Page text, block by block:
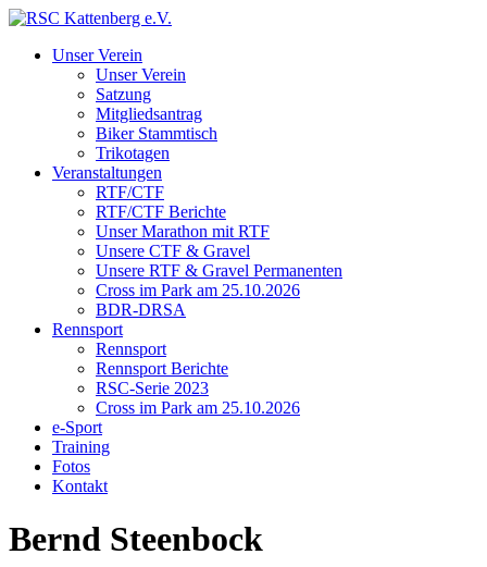
Unser Verein
Unser Verein
Satzung
Mitgliedsantrag
Biker Stammtisch
Trikotagen
Veranstaltungen
RTF/CTF
RTF/CTF Berichte
Unser Marathon mit RTF
Unsere CTF & Gravel
Unsere RTF & Gravel Permanenten
Cross im Park am 25.10.2026
BDR-DRSA
Rennsport
Rennsport
Rennsport Berichte
RSC-Serie 2023
Cross im Park am 25.10.2026
e-Sport
Training
Fotos
Kontakt
Bernd Steenbock